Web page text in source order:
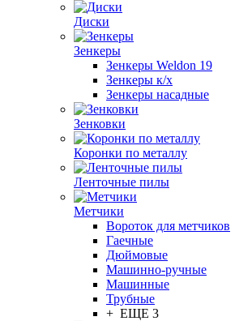
Диски
Зенкеры
Зенкеры Weldon 19
Зенкеры к/х
Зенкеры насадные
Зенковки
Коронки по металлу
Ленточные пилы
Метчики
Вороток для метчиков
Гаечные
Дюймовые
Машинно-ручные
Машинные
Трубные
+ ЕЩЕ 3